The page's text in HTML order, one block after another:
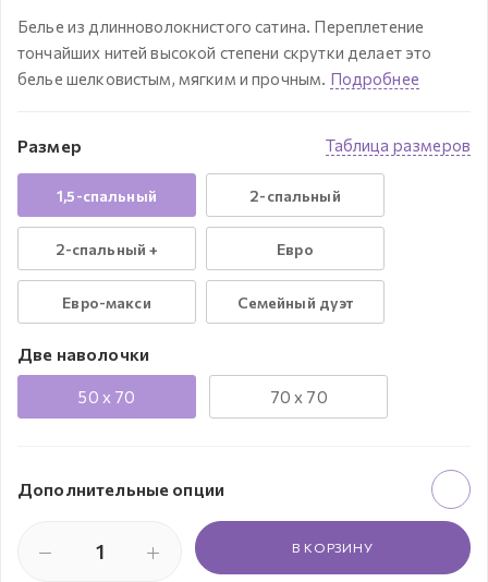
Белье из длинноволокнистого сатина. Переплетение
тончайших нитей высокой степени скрутки делает это
белье шелковистым, мягким и прочным. Подробнее
Таблица размеров
Размер
1,5-спальный 2-спальный
2-спальный + Евро
Евро-макси Семейный дуэт
Две наволочки
50 x 70 70 x 70
Дополнительные опции
В КОРЗИНУ